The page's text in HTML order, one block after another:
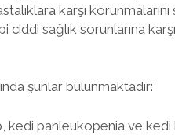
karşı korunmalarını
ciddi sağlık sorunlarına
şunlar bulunmaktadır:
kedi panleukopenia ve kedi